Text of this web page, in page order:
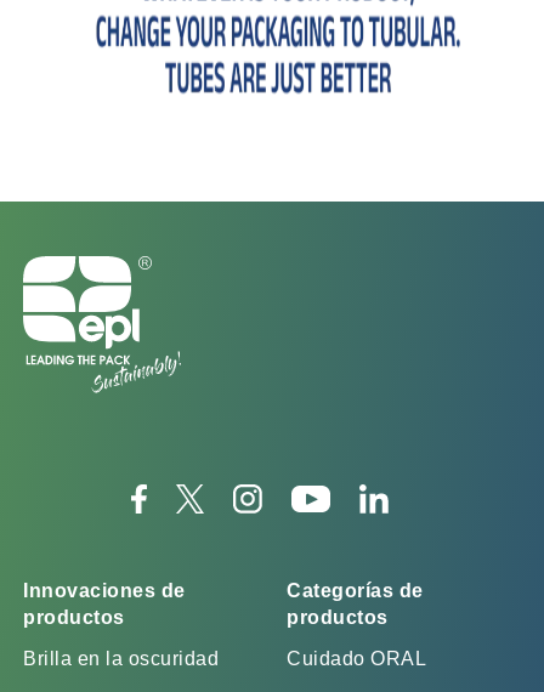
Innovaciones de
productos
Brilla en la oscuridad
Categorías de
productos
Cuidado ORAL